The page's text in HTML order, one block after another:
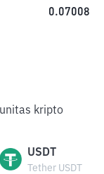
0.07008
kripto
USDT
Tether USDT